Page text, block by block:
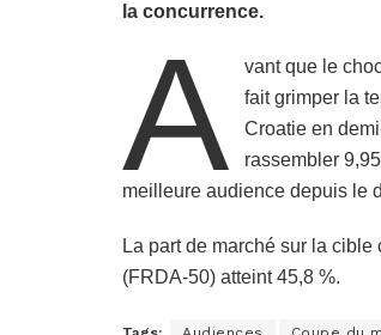
la concurrence.
A
vant que le
fait grimper la
Croatie en
rassembler
meilleure audience depuis le
La part de marché sur la
(FRDA-50) atteint 45,8 %.